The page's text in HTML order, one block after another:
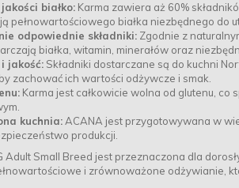
białko: Karma zawiera aż 60%
pełnowartościowego białka niezbędnego do
odpowiednie składniki: Zgodnie z
białka, witamin, minerałów oraz
jakość: Składniki dostarczane są do kuchni
zachować ich wartości odżywcze i smak.
Karma jest całkowicie wolna od glutenu, co
kuchnia:ACANA jest przygotowywana w
produkcji.
Adult Small Breed jest przeznaczona dla
i zrównoważone odżywianie,